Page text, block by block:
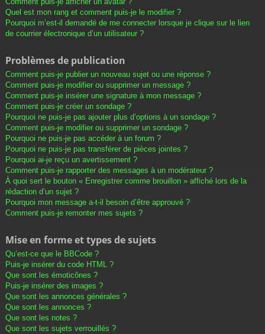
Quel est mon rang et comment puis-je le modifier ?
Pourquoi m’est-il demandé de me connecter lorsque je clique sur le lien
de courrier électronique d’un utilisateur ?
Problèmes de publication
Comment puis-je publier un nouveau sujet ou une réponse ?
Comment puis-je modifier ou supprimer un message ?
Comment puis-je insérer une signature à mon message ?
Comment puis-je créer un sondage ?
Pourquoi ne puis-je pas ajouter plus d’options à un sondage ?
Comment puis-je modifier ou supprimer un sondage ?
Pourquoi ne puis-je pas accéder à un forum ?
Pourquoi ne puis-je pas transférer de pièces jointes ?
Pourquoi ai-je reçu un avertissement ?
Comment puis-je rapporter des messages à un modérateur ?
À quoi sert le bouton « Enregistrer comme brouillon » affiché lors de la
rédaction d’un sujet ?
Pourquoi mon message a-t-il besoin d’être approuvé ?
Comment puis-je remonter mes sujets ?
Mise en forme et types de sujets
Qu’est-ce que le BBCode ?
Puis-je insérer du code HTML ?
Que sont les émoticônes ?
Puis-je insérer des images ?
Que sont les annonces générales ?
Que sont les annonces ?
Que sont les notes ?
Que sont les sujets verrouillés ?